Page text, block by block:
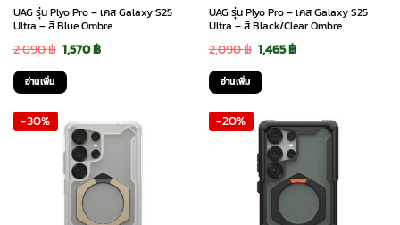
UAG รุ่น Plyo Pro – เคส Galaxy S25
Ultra – สี Blue Ombre
2,090฿ Original
price
was:
2,090 ฿.
1,570฿Current
1,570 ฿.
อ่านเพิ่ม
UAG รุ่น Plyo Pro – เคส Galaxy S25
Ultra – สี Black/Clear Ombre
2,090฿ Original
price
was:
2,090 ฿.
1,465฿Current
1,465 ฿.
อ่านเพิ่ม
-30% -20%